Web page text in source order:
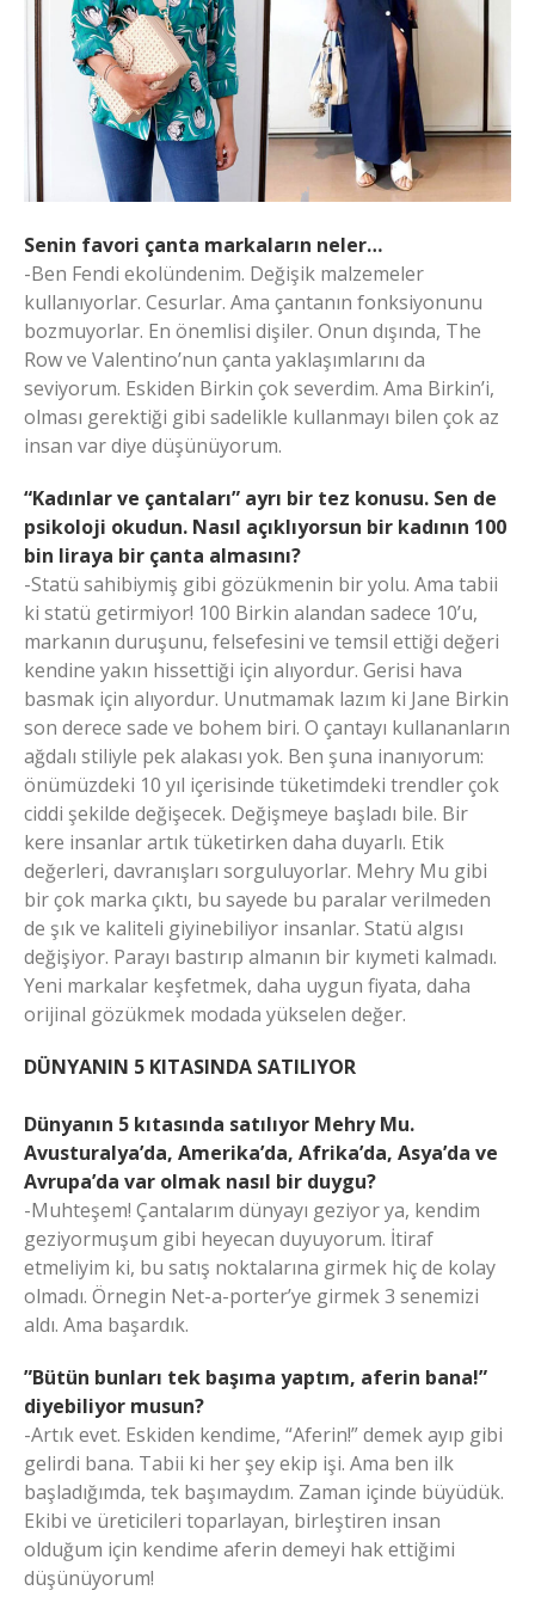
Senin favori çanta markaların neler…
-Ben Fendi ekolündenim. Değişik malzemeler
kullanıyorlar. Cesurlar. Ama çantanın fonksiyonunu
bozmuyorlar. En önemlisi dişiler. Onun dışında, The
Row ve Valentino’nun çanta yaklaşımlarını da
seviyorum. Eskiden Birkin çok severdim. Ama Birkin’i,
olması gerektiği gibi sadelikle kullanmayı bilen çok az
insan var diye düşünüyorum.
“Kadınlar ve çantaları” ayrı bir tez konusu. Sen de
psikoloji okudun. Nasıl açıklıyorsun bir kadının 100
bin liraya bir çanta almasını?
-Statü sahibiymiş gibi gözükmenin bir yolu. Ama tabii
ki statü getirmiyor! 100 Birkin alandan sadece 10’u,
markanın duruşunu, felsefesini ve temsil ettiği değeri
kendine yakın hissettiği için alıyordur. Gerisi hava
basmak için alıyordur. Unutmamak lazım ki Jane Birkin
son derece sade ve bohem biri. O çantayı kullananların
ağdalı stiliyle pek alakası yok. Ben şuna inanıyorum:
önümüzdeki 10 yıl içerisinde tüketimdeki trendler çok
ciddi şekilde değişecek. Değişmeye başladı bile. Bir
kere insanlar artık tüketirken daha duyarlı. Etik
değerleri, davranışları sorguluyorlar. Mehry Mu gibi
bir çok marka çıktı, bu sayede bu paralar verilmeden
de şık ve kaliteli giyinebiliyor insanlar. Statü algısı
değişiyor. Parayı bastırıp almanın bir kıymeti kalmadı.
Yeni markalar keşfetmek, daha uygun fiyata, daha
orijinal gözükmek modada yükselen değer.
DÜNYANIN 5 KITASINDA SATILIYOR
Dünyanın 5 kıtasında satılıyor Mehry Mu.
Avusturalya’da, Amerika’da, Afrika’da, Asya’da ve
Avrupa’da var olmak nasıl bir duygu?
-Muhteşem! Çantalarım dünyayı geziyor ya, kendim
geziyormuşum gibi heyecan duyuyorum. İtiraf
etmeliyim ki, bu satış noktalarına girmek hiç de kolay
olmadı. Örnegin Net-a-porter’ye girmek 3 senemizi
aldı. Ama başardık.
”Bütün bunları tek başıma yaptım, aferin bana!”
diyebiliyor musun?
-Artık evet. Eskiden kendime, “Aferin!” demek ayıp gibi
gelirdi bana. Tabii ki her şey ekip işi. Ama ben ilk
başladığımda, tek başımaydım. Zaman içinde büyüdük.
Ekibi ve üreticileri toparlayan, birleştiren insan
olduğum için kendime aferin demeyi hak ettiğimi
düşünüyorum!